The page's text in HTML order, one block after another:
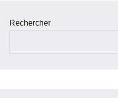
Rechercher